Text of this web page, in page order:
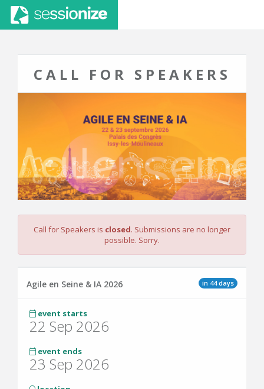
CALL FOR SPEAKERS
Call for Speakers is closed. Submissions are no longer
possible. Sorry.
in 44 days
Agile en Seine & IA 2026
event starts
22 Sep 2026
event ends
23 Sep 2026